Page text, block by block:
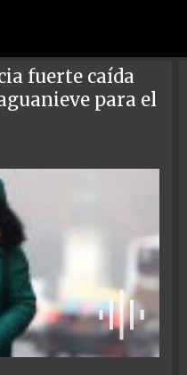
fuerte caída
para el